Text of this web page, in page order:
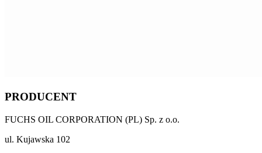
PRODUCENT
FUCHS OIL CORPORATION (PL) Sp. z o.o.
ul. Kujawska 102